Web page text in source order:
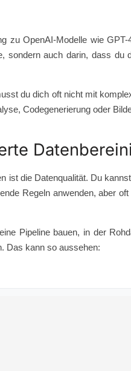
zu OpenAI-Modelle wie
sondern auch darin, dass du
du dich oft nicht mit
Codegenerierung oder
ist die Datenqualität. Du
Regeln anwenden, aber
Pipeline bauen, in der
Das kann so aussehen: